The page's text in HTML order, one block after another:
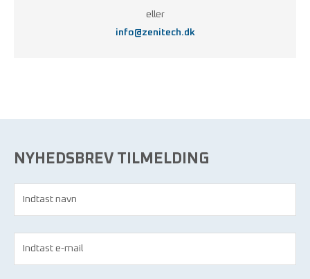
eller
info@zenitech.dk
NYHEDSBREV TILMELDING